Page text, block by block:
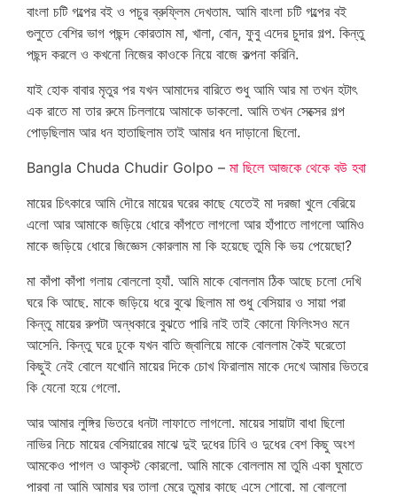
বাংলা চটি গল্পের বই ও পচুর ব্রুফ্লিম দেখতাম. আমি বাংলা চটি গল্পের বই
গুলুতে বেশির ভাগ পছন্দ কোরতাম মা, খালা, বোন, ফুবু এদের চুদার গল্প. কিন্তু
পছন্দ করলে ও কখনো নিজের কাওকে নিয়ে বাজে কল্পনা করিনি.
যাই হোক বাবার মৃতুর পর যখন আমাদের বারিতে শুধু আমি আর মা তখন হটাৎ
এক রাতে মা তার রুমে চিললায়ে আমাকে ডাকলো. আমি তখন সেক্সের গল্প
পোড়ছিলাম আর ধন হাতাছিলাম তাই আমার ধন দাড়ানো ছিলো.
Bangla Chuda Chudir Golpo – মা ছিলে আজকে থেকে বউ হবা
মায়ের চিৎকারে আমি দৌরে মায়ের ঘরের কাছে যেতেই মা দরজা খুলে বেরিয়ে
এলো আর আমাকে জড়িয়ে ধোরে কাঁপতে লাগলো আর হাঁপাতে লাগলো আমিও
মাকে জড়িয়ে ধোরে জিজ্ঞেস কোরলাম মা কি হয়েছে তুমি কি ভয় পেয়েছো?
মা কাঁপা কাঁপা গলায় বোললো হ্যাঁ. আমি মাকে বোললাম ঠিক আছে চলো দেখি
ঘরে কি আছে. মাকে জড়িয়ে ধরে বুঝে ছিলাম মা শুধু বেসিয়ার ও সায়া পরা
কিন্তু মায়ের রুপটা অন্ধকারে বুঝতে পারি নাই তাই কোনো ফিলিংসও মনে
আসেনি. কিন্তু ঘরে ঢুকে যখন বাতি জ্বালিয়ে মাকে বোললাম কৈই ঘরেতো
কিছুই নেই বোলে যখোনি মায়ের দিকে চোখ ফিরালাম মাকে দেখে আমার ভিতরে
কি যেনো হয়ে গেলো.
আর আমার লুঙ্গির ভিতরে ধনটা লাফাতে লাগলো. মায়ের সায়াটা বাধা ছিলো
নাভির নিচে মায়ের বেসিয়ারের মাঝে দুই দুধের ঢিবি ও দুধের বেশ কিছু অংশ
আমকেও পাগল ও আকৃস্ট কোরলো. আমি মাকে বোললাম মা তুমি একা ঘুমাতে
পারবা না আমি আমার ঘর তালা মেরে তুমার কাছে এসে শোবো. মা বোললো